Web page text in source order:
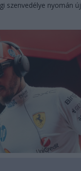
szenvedélye nyomán új